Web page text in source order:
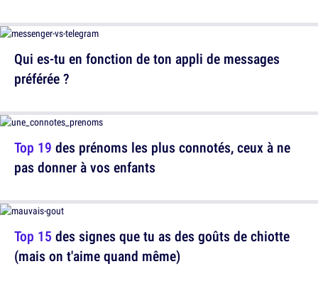
Qui es-tu en fonction de ton appli de messages
préférée ?
Top 15 des signes que tu as des goûts de chiotte
(mais on t'aime quand même)
Top 19 des prénoms les plus connotés, ceux à ne
pas donner à vos enfants